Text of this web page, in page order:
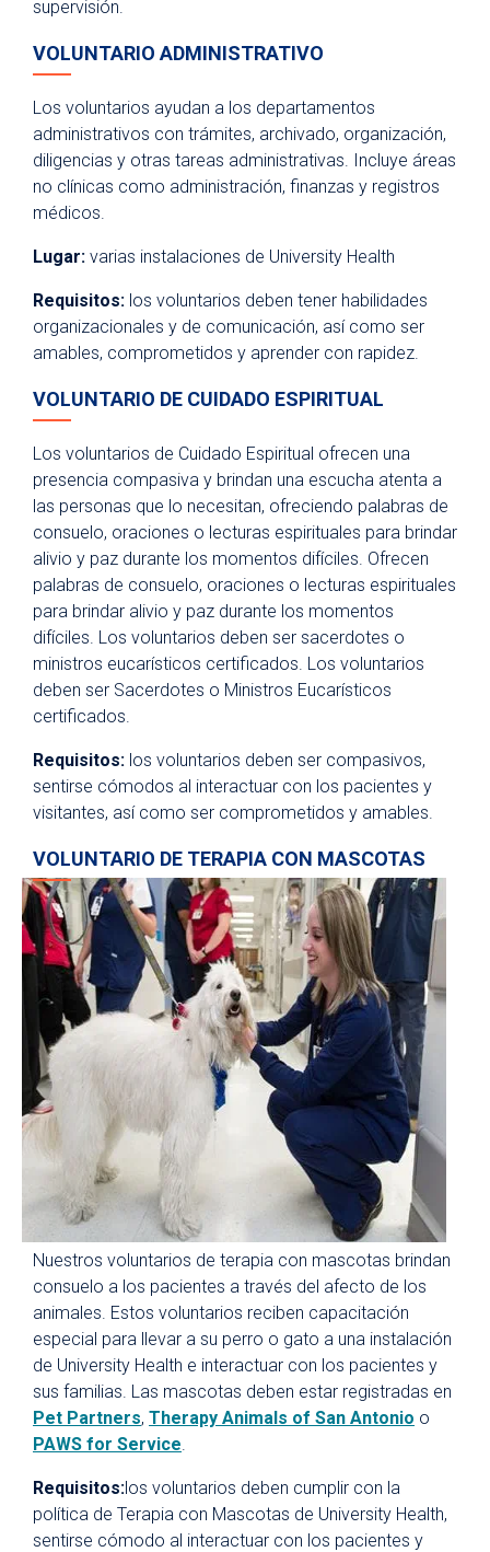
supervisión.
VOLUNTARIO ADMINISTRATIVO
Los voluntarios ayudan a los departamentos
administrativos con trámites, archivado, organización,
diligencias y otras tareas administrativas. Incluye áreas
no clínicas como administración, finanzas y registros
médicos.
Lugar: varias instalaciones de University Health
Requisitos: los voluntarios deben tener habilidades
organizacionales y de comunicación, así como ser
amables, comprometidos y aprender con rapidez.
VOLUNTARIO DE CUIDADO ESPIRITUAL
Los voluntarios de Cuidado Espiritual ofrecen una
presencia compasiva y brindan una escucha atenta a
las personas que lo necesitan, ofreciendo palabras de
consuelo, oraciones o lecturas espirituales para brindar
alivio y paz durante los momentos difíciles. Ofrecen
palabras de consuelo, oraciones o lecturas espirituales
para brindar alivio y paz durante los momentos
difíciles. Los voluntarios deben ser sacerdotes o
ministros eucarísticos certificados. Los voluntarios
deben ser Sacerdotes o Ministros Eucarísticos
certificados.
Requisitos: los voluntarios deben ser compasivos,
sentirse cómodos al interactuar con los pacientes y
visitantes, así como ser comprometidos y amables.
VOLUNTARIO DE TERAPIA CON MASCOTAS
Nuestros voluntarios de terapia con mascotas brindan
consuelo a los pacientes a través del afecto de los
animales. Estos voluntarios reciben capacitación
especial para llevar a su perro o gato a una instalación
de University Health e interactuar con los pacientes y
sus familias. Las mascotas deben estar registradas en
Pet Partners, Therapy Animals of San Antonio o
PAWS for Service
Requisitos:los voluntarios deben cumplir con la
política de Terapia con Mascotas de University Health,
sentirse cómodo al interactuar con los pacientes y